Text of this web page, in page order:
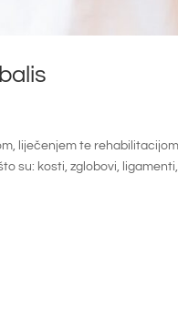
liječenjem te
su: kosti, zglobovi,